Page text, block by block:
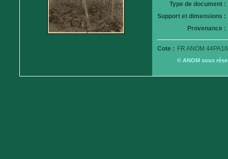
Type de document :
Support et dimensions :
Provenance :
Cote : FR ANOM
© ANOM sous